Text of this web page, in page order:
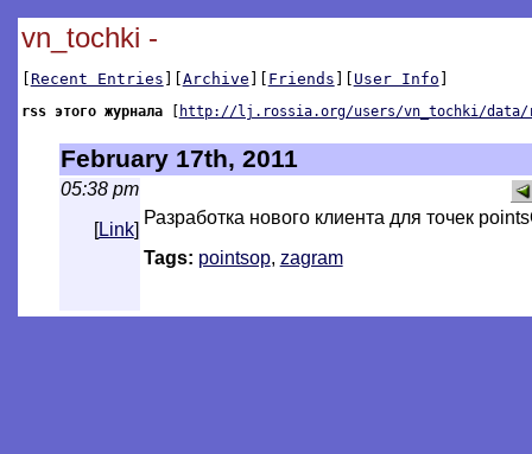
vn_tochki -
[Recent Entries ][Archive ][ Friends ][ User Info ]
rss этого журнала[ http://lj.rossia.org/users/vn_tochki/data/
February 17th, 2011
05:38 pm
[Link]
Разработка нового клиента для точек
Tags: pointsop, zagram